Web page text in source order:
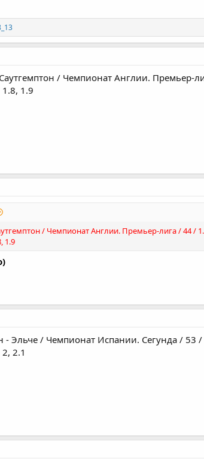
/ Чемпионат Англии. Премьер-
1.9
/ Чемпионат Англии. Премьер-лига / 44 /
1.9
- Эльче / Чемпионат Испании. Сегунда / 53
2.1